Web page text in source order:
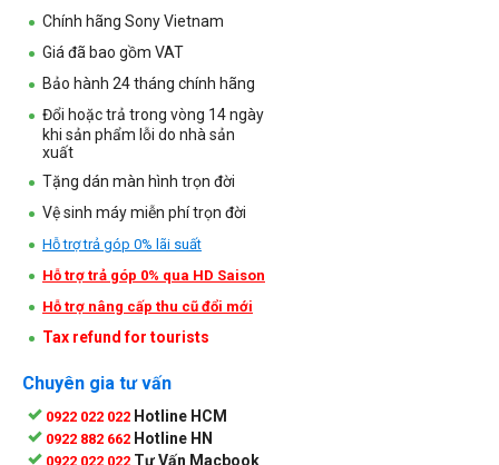
Chính hãng Sony Vietnam
Giá đã bao gồm VAT
Bảo hành 24 tháng chính hãng
Đổi hoặc trả trong vòng 14 ngày
khi sản phẩm lỗi do nhà sản
xuất
Tặng dán màn hình trọn đời
Vệ sinh máy miễn phí trọn đời
Hỗ trợ trả góp 0% lãi suất
Hỗ trợ trả góp 0% qua HD Saison
Hỗ trợ nâng cấp thu cũ đổi mới
Tax refund for tourists
Chuyên gia tư vấn
0922 022 022 Hotline HCM
0922 882 662 Hotline HN
0922 022 022 Tư Vấn Macbook